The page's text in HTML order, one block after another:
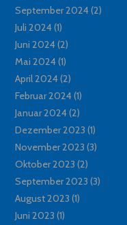
September 2024(2)
Juli 2024(1)
Juni 2024(2)
Mai 2024(1)
April 2024(2)
Februar 2024(1)
Januar 2024(2)
Dezember 2023 (1)
November 2023 (3)
Oktober 2023 (2)
September 2023 (3)
August 2023 (1)
Juni 2023 (1)